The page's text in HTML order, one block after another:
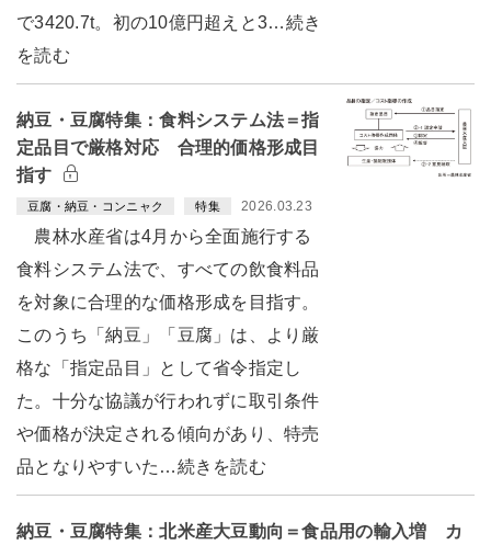
で3420.7t。初の10億円超えと3…続き
を読む
納豆・豆腐特集：食料システム法＝指
定品目で厳格対応 合理的価格形成目
指す
豆腐・納豆・コンニャク 特集 2026.03.23
農林水産省は4月から全面施行する
食料システム法で、すべての飲食料品
を対象に合理的な価格形成を目指す。
このうち「納豆」「豆腐」は、より厳
格な「指定品目」として省令指定し
た。十分な協議が行われずに取引条件
や価格が決定される傾向があり、特売
品となりやすいた…続きを読む
納豆・豆腐特集：北米産大豆動向＝食品用の輸入増 カ